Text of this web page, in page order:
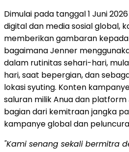
Dimulai pada tanggal 1 Juni
digital dan media sosial global,
memberikan gambaran
bagaimana Jenner
dalam rutinitas sehari-hari,
hari, saat bepergian, dan
lokasi syuting. Konten
saluran milik Anua dan
bagian dari kemitraan jangka
kampanye global dan
"Kami senang sekali bermitra